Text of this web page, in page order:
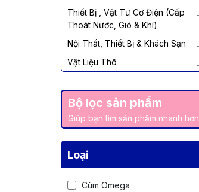
Thiết Bị , Vật Tư Cơ Điện (Cấp
Thoát Nước, Gió & Khí)
Nội Thất, Thiết Bị & Khách Sạn
Vật Liệu Thô
Bộ lọc sản phẩm
Giúp bạn tìm sản phẩm nhanh hơn
Loại
Cùm Omega